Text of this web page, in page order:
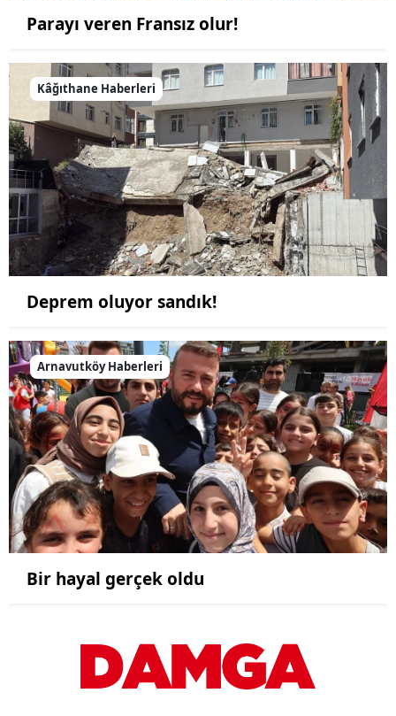
Parayı veren Fransız olur!
Kâğıthane Haberleri
Deprem oluyor sandık!
Arnavutköy Haberleri
Bir hayal gerçek oldu